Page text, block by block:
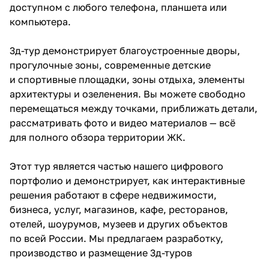
доступном с любого телефона, планшета или
компьютера.
3д-тур демонстрирует благоустроенные дворы,
прогулочные зоны, современные детские
и спортивные площадки, зоны отдыха, элементы
архитектуры и озеленения. Вы можете свободно
перемещаться между точками, приближать детали,
рассматривать фото и видео материалов — всё
для полного обзора территории ЖК.
Этот тур является частью нашего цифрового
портфолио и демонстрирует, как интерактивные
решения работают в сфере недвижимости,
бизнеса, услуг, магазинов, кафе, ресторанов,
отелей, шоурумов, музеев и других объектов
по всей России. Мы предлагаем разработку,
производство и размещение 3д-туров